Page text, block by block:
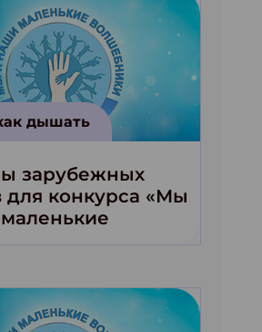
дышать
зарубежных
для конкурса «Мы